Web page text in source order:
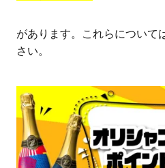
があります。これらについて
さい。